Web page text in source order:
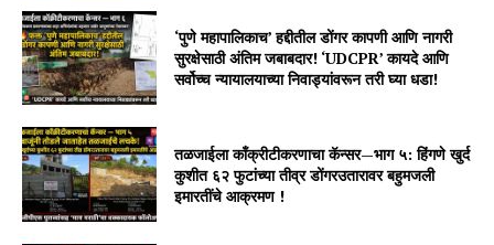
‘पुणे महापालिकाच’ हद्दीतील डोंगर कापणी आणि नागरी
सुरक्षेसाठी अंतिम जबाबदार! ‘UDCPR’ कायदे आणि
सर्वोच्च न्यायालयाच्या निवाड्यांवरून तरी घ्या धडा!
तळजाईला काँक्रीटीकरणाचा कॅन्सर—भाग ५: हिंगणे खुर्द
कुशीत ६२ फुटांच्या तीव्र डोंगरउतारावर बहुमजली
इमारतींचे आक्रमण !